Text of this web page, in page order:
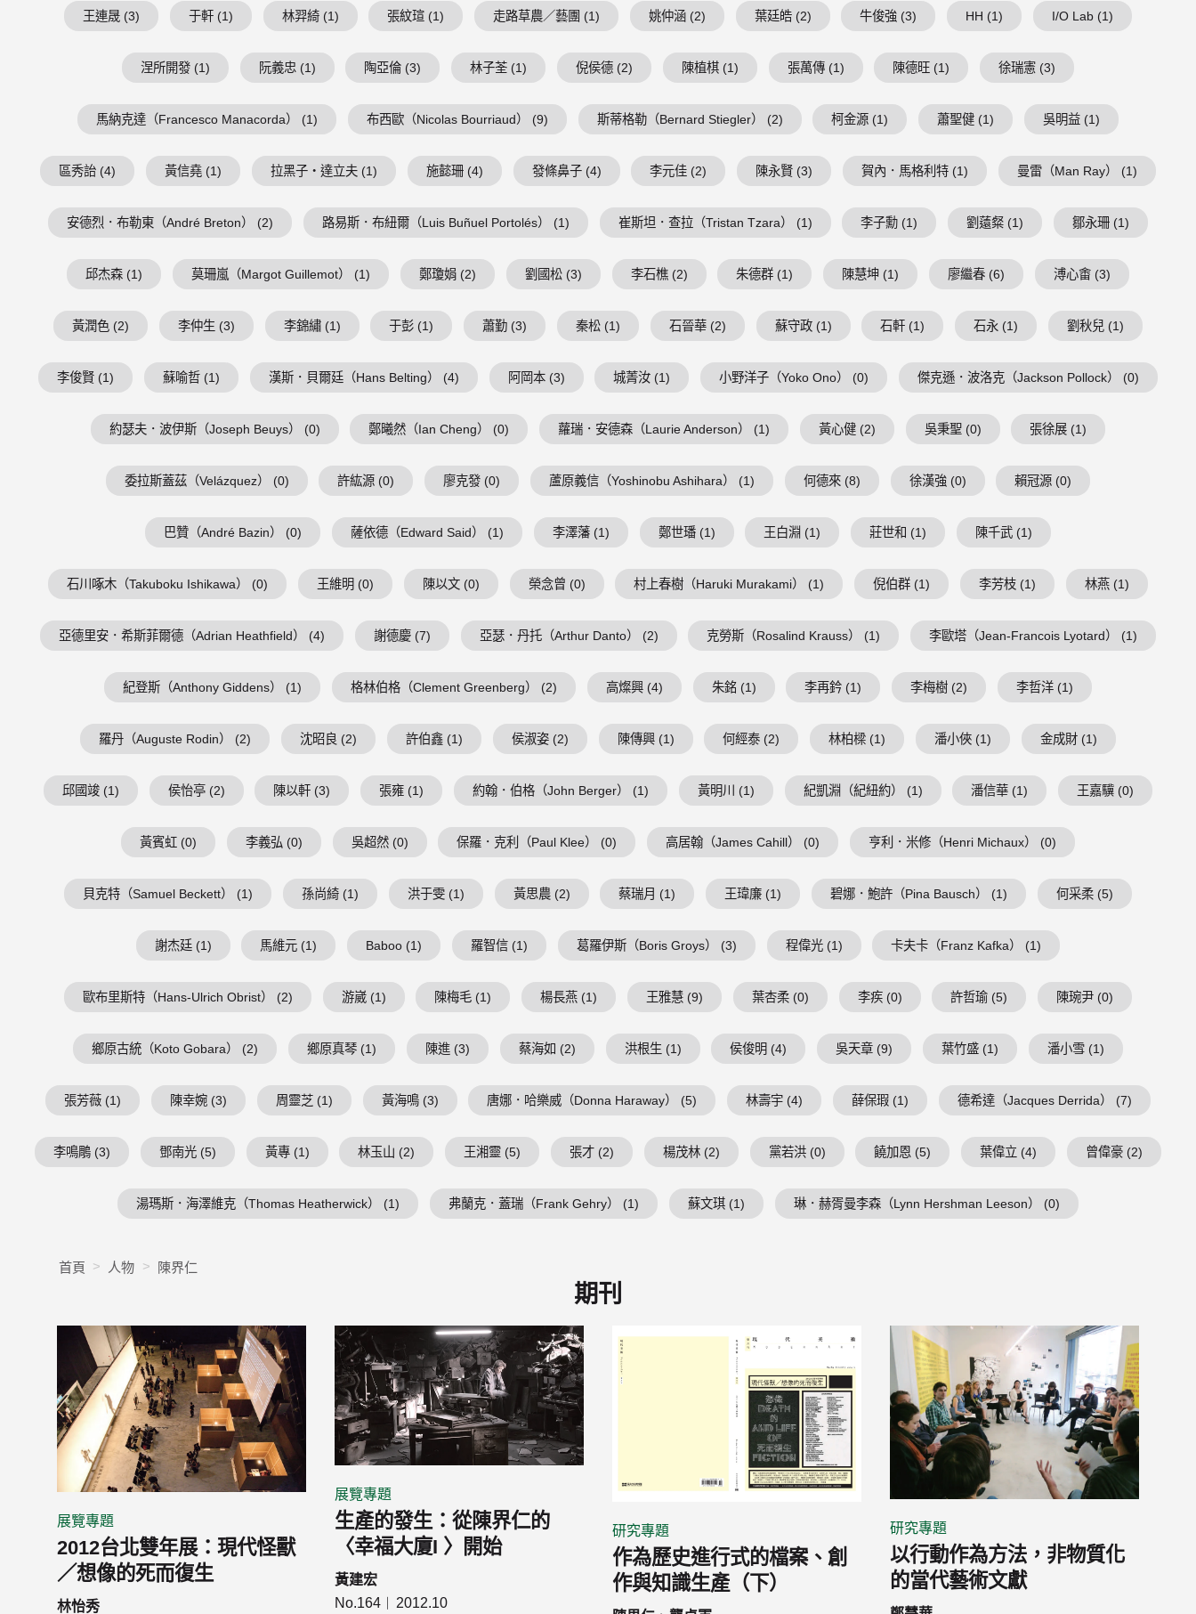
王連晟 (3) 于軒 (1) 林羿綺 (1) 張紋瑄 (1) 走路草農／藝團 (1) 姚仲涵 (2) 葉廷皓 (2) 牛俊強 (3) HH (1) I/O Lab (1)
涅所開發 (1) 阮義忠 (1) 陶亞倫 (3) 林子荃 (1) 倪侯德 (2) 陳植棋 (1) 張萬傳 (1) 陳德旺 (1) 徐瑞憲 (3)
馬納克達（Francesco Manacorda） (1) 布西歐（Nicolas Bourriaud） (9) 斯蒂格勒（Bernard Stiegler） (2) 柯金源 (1) 蕭聖健 (1) 吳明益 (1)
區秀詒 (4) 黃信堯 (1) 拉黑子・達立夫 (1) 施懿珊 (4) 發條鼻子 (4) 李元佳 (2) 陳永賢 (3) 賀內．馬格利特 (1) 曼雷（Man Ray） (1)
安德烈．布勒東（André Breton） (2) 路易斯．布紐爾（Luis Buñuel Portolés） (1) 崔斯坦．查拉（Tristan Tzara） (1) 李子勳 (1) 劉薳粲 (1) 鄒永珊 (1)
邱杰森 (1) 莫珊嵐（Margot Guillemot） (1) 鄭瓊娟 (2) 劉國松 (3) 李石樵 (2) 朱德群 (1) 陳慧坤 (1) 廖繼春 (6) 溥心畬 (3)
黃潤色 (2) 李仲生 (3) 李錦繡 (1) 于彭 (1) 蕭勤 (3) 秦松 (1) 石晉華 (2) 蘇守政 (1) 石軒 (1) 石永 (1) 劉秋兒 (1)
李俊賢 (1) 蘇喻哲 (1) 漢斯．貝爾廷（Hans Belting） (4) 阿岡本 (3) 城菁汝 (1) 小野洋子（Yoko Ono） (0) 傑克遜．波洛克（Jackson Pollock） (0)
約瑟夫．波伊斯（Joseph Beuys） (0) 鄭曦然（Ian Cheng） (0) 蘿瑞．安德森（Laurie Anderson） (1) 黃心健 (2) 吳秉聖 (0) 張徐展 (1)
委拉斯蓋茲（Velázquez） (0) 許紘源 (0) 廖克發 (0) 蘆原義信（Yoshinobu Ashihara） (1) 何德來 (8) 徐漢強 (0) 賴冠源 (0)
巴贊（André Bazin） (0) 薩依德（Edward Said） (1) 李澤藩 (1) 鄭世璠 (1) 王白淵 (1) 莊世和 (1) 陳千武 (1)
石川啄木（Takuboku Ishikawa） (0) 王維明 (0) 陳以文 (0) 榮念曾 (0) 村上春樹（Haruki Murakami） (1) 倪伯群 (1) 李芳枝 (1) 林燕 (1)
亞德里安．希斯菲爾德（Adrian Heathfield） (4) 謝德慶 (7) 亞瑟．丹托（Arthur Danto） (2) 克勞斯（Rosalind Krauss） (1) 李歐塔（Jean-Francois Lyotard） (1)
紀登斯（Anthony Giddens） (1) 格林伯格（Clement Greenberg） (2) 高燦興 (4) 朱銘 (1) 李再鈐 (1) 李梅樹 (2) 李哲洋 (1)
羅丹（Auguste Rodin） (2) 沈昭良 (2) 許伯鑫 (1) 侯淑姿 (2) 陳傳興 (1) 何經泰 (2) 林柏樑 (1) 潘小俠 (1) 金成財 (1)
邱國竣 (1) 侯怡亭 (2) 陳以軒 (3) 張雍 (1) 約翰．伯格（John Berger） (1) 黃明川 (1) 紀凱淵（紀紐約） (1) 潘信華 (1) 王嘉驥 (0)
黃賓虹 (0) 李義弘 (0) 吳超然 (0) 保羅．克利（Paul Klee） (0) 高居翰（James Cahill） (0) 亨利．米修（Henri Michaux） (0)
貝克特（Samuel Beckett） (1) 孫尚綺 (1) 洪于雯 (1) 黃思農 (2) 蔡瑞月 (1) 王瑋廉 (1) 碧娜．鮑許（Pina Bausch） (1) 何采柔 (5)
謝杰廷 (1) 馬維元 (1) Baboo (1) 羅智信 (1) 葛羅伊斯（Boris Groys） (3) 程偉光 (1) 卡夫卡（Franz Kafka） (1)
歐布里斯特（Hans-Ulrich Obrist） (2) 游崴 (1) 陳梅毛 (1) 楊長燕 (1) 王雅慧 (9) 葉杏柔 (0) 李疾 (0) 許哲瑜 (5) 陳琬尹 (0)
鄉原古統（Koto Gobara） (2) 鄉原真琴 (1) 陳進 (3) 蔡海如 (2) 洪根生 (1) 侯俊明 (4) 吳天章 (9) 葉竹盛 (1) 潘小雪 (1)
張芳薇 (1) 陳幸婉 (3) 周靈芝 (1) 黃海鳴 (3) 唐娜．哈樂威（Donna Haraway） (5) 林壽宇 (4) 薛保瑕 (1) 德希達（Jacques Derrida） (7)
李鳴鵰 (3) 鄧南光 (5) 黃專 (1) 林玉山 (2) 王湘靈 (5) 張才 (2) 楊茂林 (2) 黨若洪 (0) 饒加恩 (5) 葉偉立 (4) 曾偉豪 (2)
湯瑪斯．海澤維克（Thomas Heatherwick） (1) 弗蘭克．蓋瑞（Frank Gehry） (1) 蘇文琪 (1) 琳．赫胥曼李森（Lynn Hershman Leeson） (0)
首頁 人物 陳界仁
期刊
展覽專題
2012台北雙年展：現代怪獸
／想像的死而復生
林怡秀
展覽專題
生產的發生：從陳界仁的
〈幸福大廈I 〉開始
黃建宏
No.164
2012.10
研究專題
作為歷史進行式的檔案、創
作與知識生產（下）
研究專題
以行動作為方法，非物質化
的當代藝術文獻